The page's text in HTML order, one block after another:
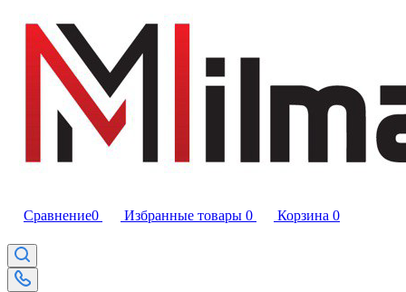
Сравнение0 Избранные товары 0 Корзина 0